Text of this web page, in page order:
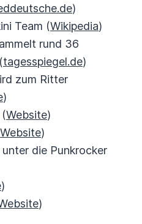
)
Team (Wikipedia)
rund 36
tagesspiegel.de)
zum Ritter
)
Website)
Website)
die Punkrocker
)
)